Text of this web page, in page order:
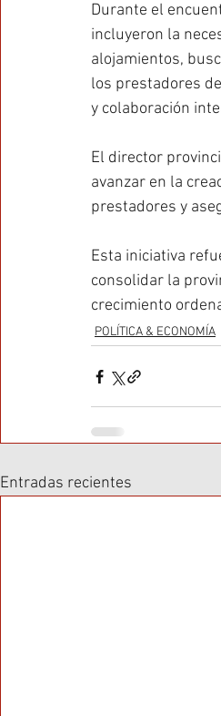
Durante el
incluyeron la
alojamientos,
los prestadores
y colaboración
El director
avanzar en la
prestadores y
Esta iniciativa
consolidar la
crecimiento
POLÍTICA & ECONOMÍA
Entradas recientes